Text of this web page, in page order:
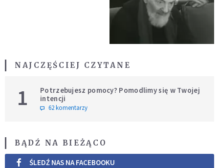
NAJCZĘŚCIEJ CZYTANE
1
Potrzebujesz pomocy? Pomodlimy się w Twojej
intencji
62 komentarzy
BĄDŹ NA BIEŻĄCO
ŚLEDŹ NAS NA FACEBOOKU